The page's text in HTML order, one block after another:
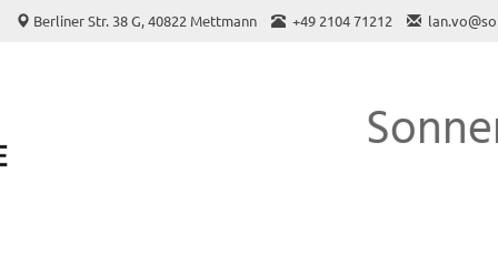
Berliner Str. 38 G, 40822 Mettmann +49 2104 71212